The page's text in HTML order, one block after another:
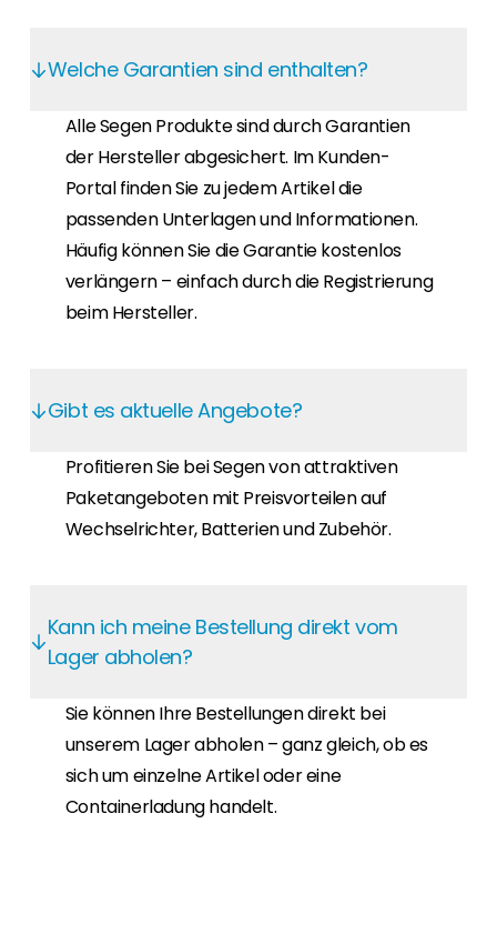
Welche Garantien sind enthalten?
Alle Segen Produkte sind durch Garantien
der Hersteller abgesichert. Im Kunden-
Portal finden Sie zu jedem Artikel die
passenden Unterlagen und Informationen.
Häufig können Sie die Garantie kostenlos
verlängern – einfach durch die Registrierung
beim Hersteller.
Gibt es aktuelle Angebote?
Profitieren Sie bei Segen von attraktiven
Paketangeboten mit Preisvorteilen auf
Wechselrichter, Batterien und Zubehör.
Kann ich meine Bestellung direkt vom
Lager abholen?
Sie können Ihre Bestellungen direkt bei
unserem Lager abholen – ganz gleich, ob es
sich um einzelne Artikel oder eine
Containerladung handelt.